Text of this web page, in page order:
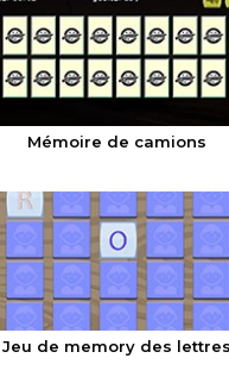
Mémoire de camions
Jeu de memory des lettres